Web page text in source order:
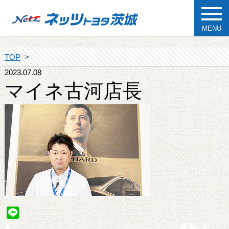
MENU
TOP
2023.07.08
マイネ古河店長
Line